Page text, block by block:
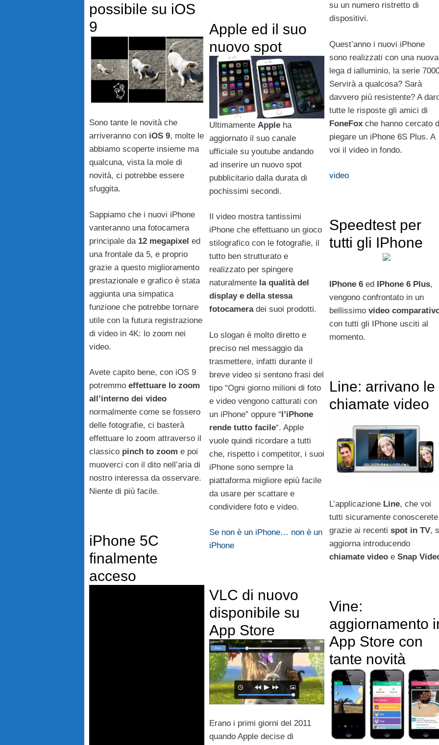
su un numero ristretto di
dispositivi.
Quest’anno i nuovi iPhone
sono realizzati con una nuova
lega d ialluminio, la serie
Servirà a qualcosa? Sarà
davvero più resistente? A
tutte le risposte gli amici di
FoneFoxche hanno cercato
piegare un iPhone 6S Plus. A
voi il video in fondo.
video
possibile su iOS
9
Sono tante le novità che
arriveranno con iOS 9, molte le
abbiamo scoperte insieme ma
qualcuna, vista la mole di
novità, ci potrebbe essere
sfuggita.
Sappiamo che i nuovi iPhone
vanteranno una fotocamera
principale da 12 megapixel ed
una frontale da 5, e proprio
grazie a questo miglioramento
prestazionale e grafico è stata
aggiunta una simpatica
funzione che potrebbe tornare
utile con la futura registrazione
di video in 4K: lo zoom nei
video.
Avete capito bene, con iOS 9
potremmo effettuare lo zoom
all’interno dei video
normalmente come se fossero
delle fotografie, ci basterà
effettuare lo zoom attraverso il
classico pinch to zoom e poi
muoverci con il dito nell’aria di
nostro interessa da osservare.
Niente di più facile.
Apple ed il suo
nuovo spot
Ultimamente Appleha
aggiornato il suo canale
ufficiale su youtube andando
ad inserire un nuovo spot
pubblicitario dalla durata di
pochissimi secondi.
Il video mostra tantissimi
iPhone che effettuano un gioco
stilografico con le fotografie, il
tutto ben strutturato e
realizzato per spingere
naturalmente la qualità del
display e della stessa
fotocameradei suoi prodotti.
Lo slogan è molto diretto e
preciso nel messaggio da
trasmettere, infatti durante il
breve video si sentono frasi del
tipo “Ogni giorno milioni di foto
e video vengono catturati con
un iPhone” oppure “l’iPhone
rende tutto facile“. Apple
vuole quindi ricordare a tutti
che, rispetto i competitor, i suoi
iPhone sono sempre la
piattaforma migliore epiù facile
da usare per scattare e
condividere foto e video.
Se non è un iPhone… non è un
iPhone
Speedtest per
tutti gli IPhone
IPhone 6ed IPhone 6 Plus,
vengono confrontato in un
bellissimo video
con tutti gli IPhone usciti al
momento.
Line: arrivano le
chiamate video
L’applicazione Line, che voi
tutti sicuramente conoscerete
grazie ai recenti spot in TV,
aggiorna introducendo
chiamate videoe Snap
iPhone 5C
finalmente
acceso
VLC di nuovo
disponibile su
App Store
Erano i primi giorni del 2011
quando Apple decise di
Vine:
aggiornamento
App Store con
tante novità